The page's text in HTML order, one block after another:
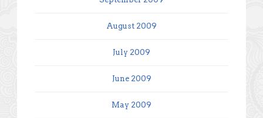
August 2009
July 2009
June 2009
May 2009